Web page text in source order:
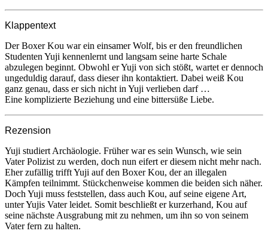
Klappentext
Der Boxer Kou war ein einsamer Wolf, bis er den freundlichen
Studenten Yuji kennenlernt und langsam seine harte Schale
abzulegen beginnt. Obwohl er Yuji von sich stößt, wartet er dennoch
ungeduldig darauf, dass dieser ihn kontaktiert. Dabei weiß Kou
ganz genau, dass er sich nicht in Yuji verlieben darf …
Eine komplizierte Beziehung und eine bittersüße Liebe.
Rezension
Yuji studiert Archäologie. Früher war es sein Wunsch, wie sein
Vater Polizist zu werden, doch nun eifert er diesem nicht mehr nach.
Eher zufällig trifft Yuji auf den Boxer Kou, der an illegalen
Kämpfen teilnimmt. Stückchenweise kommen die beiden sich näher.
Doch Yuji muss feststellen, dass auch Kou, auf seine eigene Art,
unter Yujis Vater leidet. Somit beschließt er kurzerhand, Kou auf
seine nächste Ausgrabung mit zu nehmen, um ihn so von seinem
Vater fern zu halten.